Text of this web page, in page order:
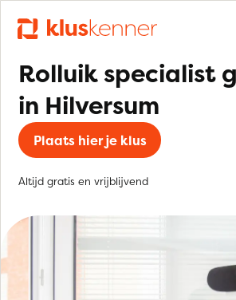
Rolluik specialist
in Hilversum
Plaats hier je klus
Altijd gratis en vrijblijvend